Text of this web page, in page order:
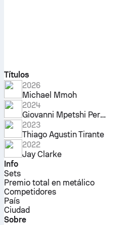
Títulos
2026
Michael Mmoh
2024
Giovanni Mpetshi Perricard
2023
Thiago Agustin Tirante
2022
Jay Clarke
Info
Sets
Premio total en metálico
Competidores
País
Ciudad
Sobre